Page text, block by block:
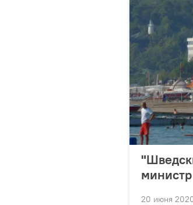
20 июня